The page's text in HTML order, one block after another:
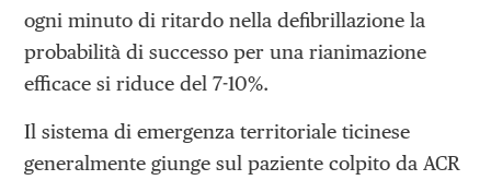
ogni minuto di ritardo nella defibrillazione la
probabilità di successo per una rianimazione
efficace si riduce del 7-10%.
Il sistema di emergenza territoriale ticinese
generalmente giunge sul paziente colpito da ACR